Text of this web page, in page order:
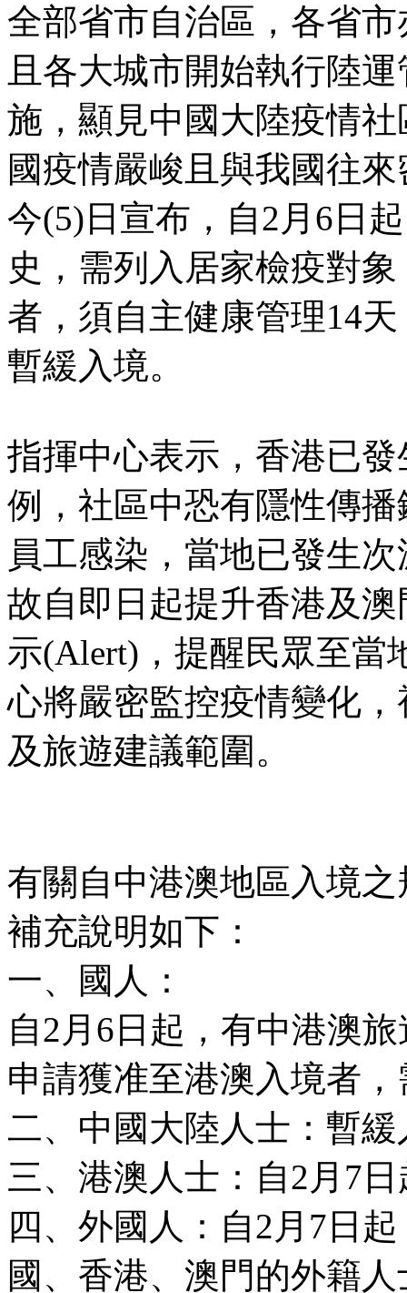
全部省市自治區，各省
且各大城市開始執行陸
施，顯見中國大陸疫情
國疫情嚴峻且與我國往
今(5)日宣布，自2月6日
史，需列入居家檢疫對
者，須自主健康管理14
暫緩入境。
指揮中心表示，香港已
例，社區中恐有隱性傳
員工感染，當地已發生
故自即日起提升香港及
示(Alert)，提醒民眾至當
心將嚴密監控疫情變化
及旅遊建議範圍。
有關自中港澳地區入境
補充說明如下：
一、國人：
自2月6日起，有中港澳
申請獲准至港澳入境者
二、中國大陸人士：暫緩
三、港澳人士：自2月7
四、外國人：自2月7日
國、香港、澳門的外籍